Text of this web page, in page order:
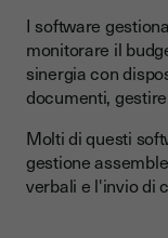
I software
monitorare il
sinergia con
documenti,
Molti di questi
gestione
verbali e l'invio di